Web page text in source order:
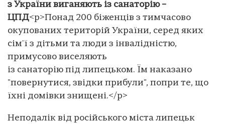
з України виганяють із санаторію –
ЦПД<p>Понад 200 біженців з тимчасово
окупованих територій України, серед яких
сім'ї з дітьми та люди з інвалідністю,
примусово виселяють
із санаторію під липецьком. Їм наказано
"повернутися, звідки прибули", попри те, що
їхні домівки знищені.</p>
Неподалік від російського міста липецьк